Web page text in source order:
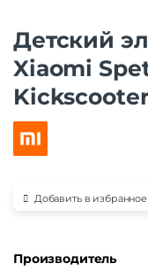
Детский
Xiaomi
Добавить в избранное
Производитель